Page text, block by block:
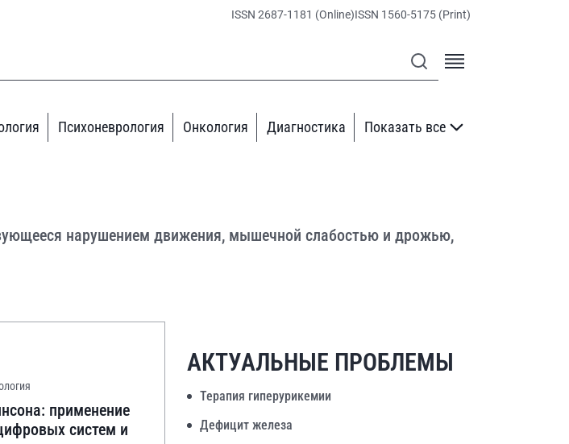
ISSN 2687-1181 (Online)ISSN 1560-5175 (Print)
Психоневрология Онкология Диагностика Показать все
нарушением движения, мышечной слабостью и дрожью,
применение
систем и
АКТУАЛЬНЫЕ ПРОБЛЕМЫ
Терапия гиперурикемии
Дефицит железа